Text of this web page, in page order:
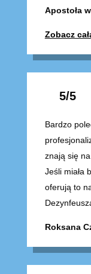
Apostoła
Zobacz
5/5
Bardzo
znają się
Jeśli miała
oferują to
Roksana